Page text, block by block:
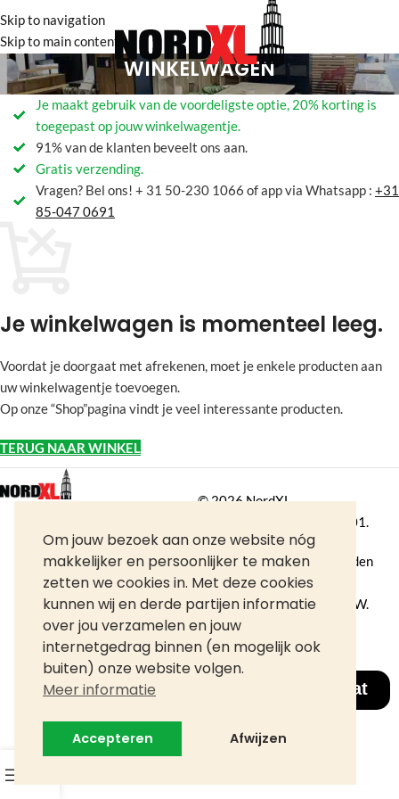
Om jouw bezoek aan onze website nóg
makkelijker en persoonlijker te maken
zetten we cookies in. Met deze cookies
kunnen wij en derde partijen informatie
over jou verzamelen en jouw
internetgedrag binnen (en mogelijk ook
buiten) onze website volgen.
Meer informatie
Accepteren Afwijzen
Skip to navigation
Skip to main content
WINKELWAGEN
Je maakt gebruik van de voordeligste optie, 20% korting is
toegepast op jouw winkelwagentje.
91% van de klanten beveelt ons aan.
Gratis verzending.
Vragen? Bel ons! + 31 50-230 1066 of app via Whatsapp : +31
85-047 0691
Je winkelwagen is momenteel leeg.
Voordat je doorgaat met afrekenen, moet je enkele producten aan
uw winkelwagentje toevoegen.
Op onze “Shop”pagina vindt je veel interessante producten.
TERUG NAAR WINKEL
©2026NordXL
KVK 71338403, BTW NL858676394B01.
Aan de informatie op deze site kunnen geen rechten worden
ontleend.
Alle rechten voorbehouden. Alle prijzen zijn inclusief BTW.
Chat